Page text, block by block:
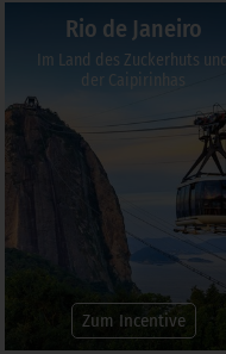
Rio de Janeiro
Im Land des Zuckerhuts und
der Caipirinhas
Zum Incentive